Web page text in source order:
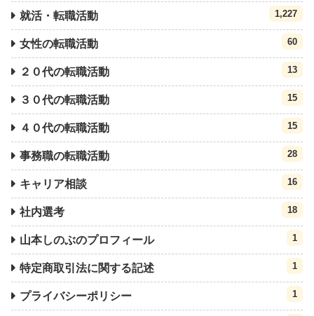
就活・転職活動 1,227
女性の転職活動 60
２０代の転職活動 13
３０代の転職活動 15
４０代の転職活動 15
事務職の転職活動 28
キャリア相談 16
社内選考 18
山本しのぶのプロフィール 1
特定商取引法に関する記述 1
プライバシーポリシー 1